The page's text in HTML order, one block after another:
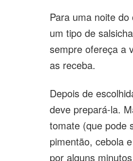
Para uma noite
um tipo de
sempre ofereça a
as receba.
Depois de
deve prepará-la.
tomate (que pode
pimentão, cebola
por alguns